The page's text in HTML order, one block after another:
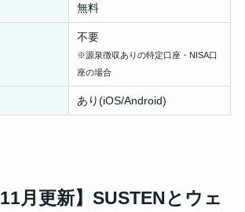
無料
不要
※源泉徴収ありの特定口座・NISA口
座の場合
あり(iOS/Android)
月更新】SUSTENとウェ